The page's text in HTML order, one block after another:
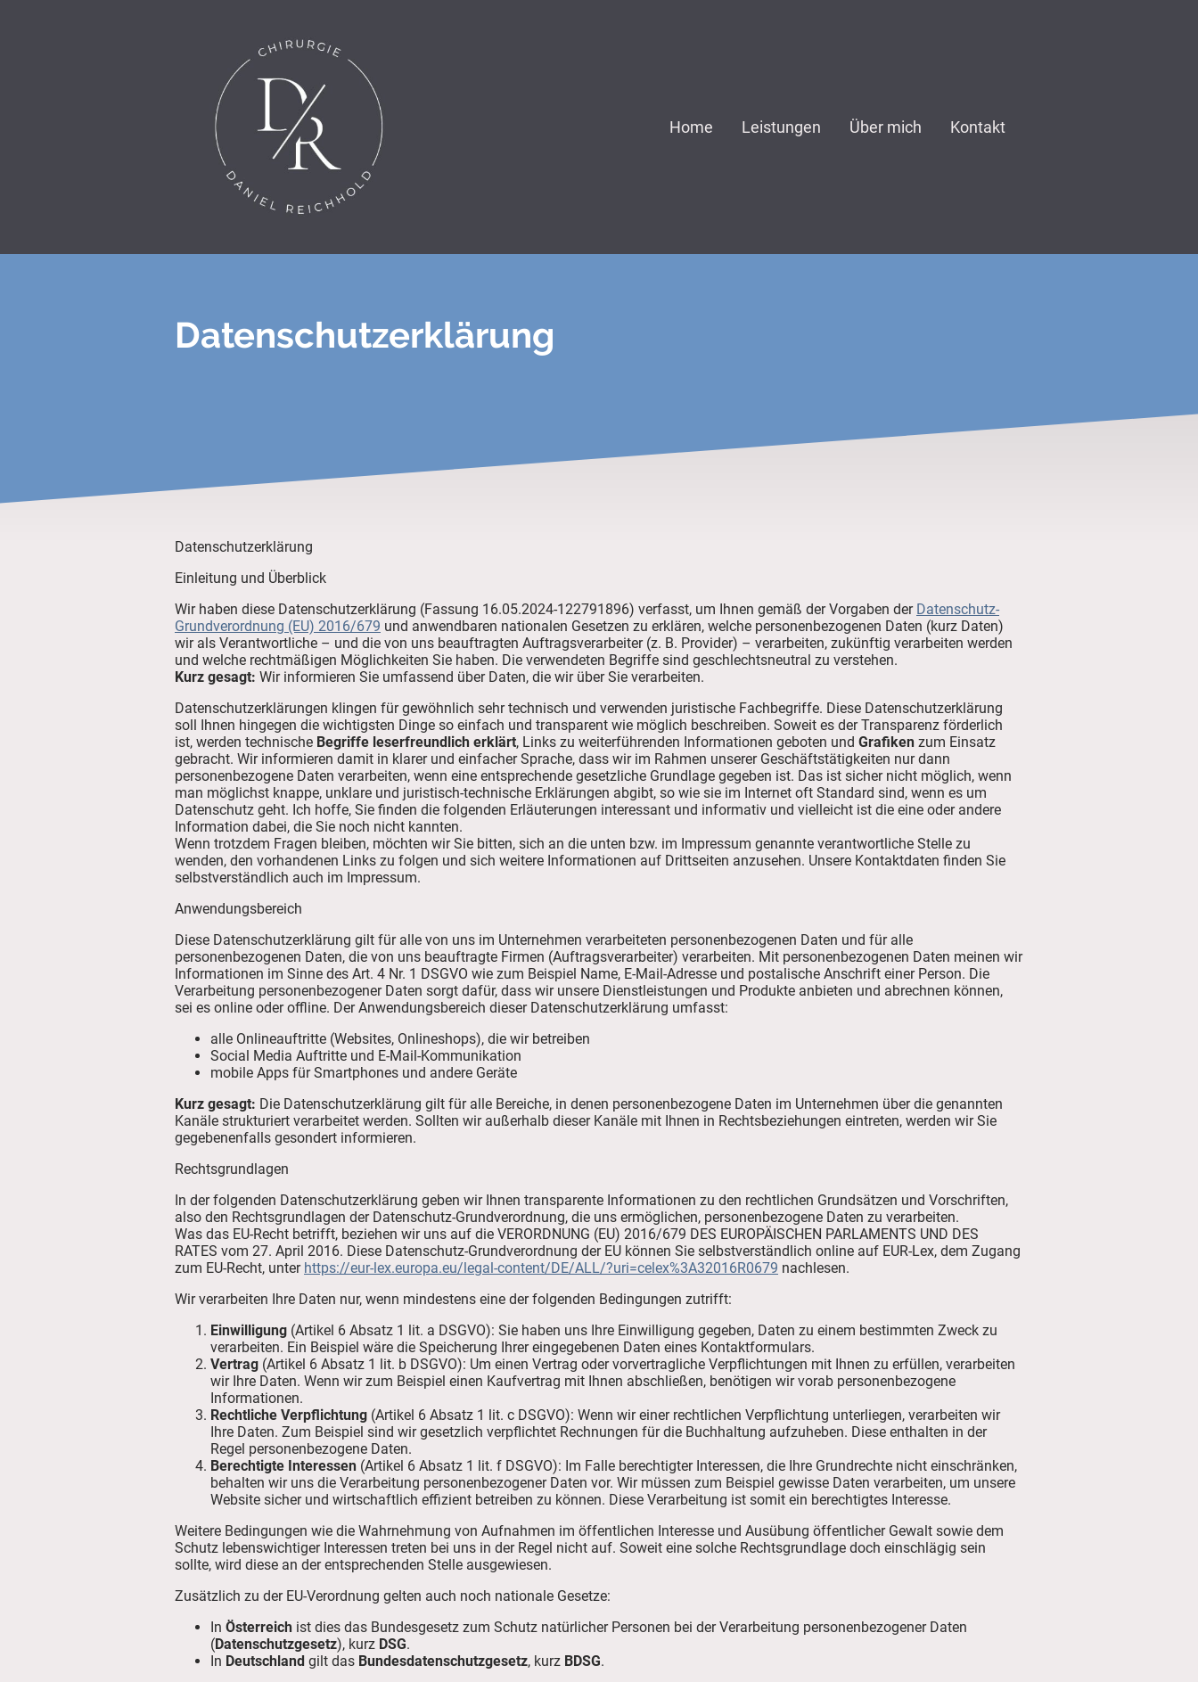
Home Leistungen Über mich Kontakt
Datenschutzerklärung
Datenschutzerklärung
Einleitung und Überblick
Wir haben diese Datenschutzerklärung (Fassung 16.05.2024-122791896) verfasst, um Ihnen gemäß der Vorgaben der Datenschutz-
Grundverordnung (EU) 2016/679 und anwendbaren nationalen Gesetzen zu erklären, welche personenbezogenen Daten (kurz Daten)
wir als Verantwortliche – und die von uns beauftragten Auftragsverarbeiter (z. B. Provider) – verarbeiten, zukünftig verarbeiten werden
und welche rechtmäßigen Möglichkeiten Sie haben. Die verwendeten Begriffe sind geschlechtsneutral zu verstehen.
Kurz gesagt: Wir informieren Sie umfassend über Daten, die wir über Sie verarbeiten.
Datenschutzerklärungen klingen für gewöhnlich sehr technisch und verwenden juristische Fachbegriffe. Diese Datenschutzerklärung
soll Ihnen hingegen die wichtigsten Dinge so einfach und transparent wie möglich beschreiben. Soweit es der Transparenz förderlich
ist, werden technische Begriffe leserfreundlich erklärt, Links zu weiterführenden Informationen geboten und Grafiken zum Einsatz
gebracht. Wir informieren damit in klarer und einfacher Sprache, dass wir im Rahmen unserer Geschäftstätigkeiten nur dann
personenbezogene Daten verarbeiten, wenn eine entsprechende gesetzliche Grundlage gegeben ist. Das ist sicher nicht möglich, wenn
man möglichst knappe, unklare und juristisch-technische Erklärungen abgibt, so wie sie im Internet oft Standard sind, wenn es um
Datenschutz geht. Ich hoffe, Sie finden die folgenden Erläuterungen interessant und informativ und vielleicht ist die eine oder andere
Information dabei, die Sie noch nicht kannten.
Wenn trotzdem Fragen bleiben, möchten wir Sie bitten, sich an die unten bzw. im Impressum genannte verantwortliche Stelle zu
wenden, den vorhandenen Links zu folgen und sich weitere Informationen auf Drittseiten anzusehen. Unsere Kontaktdaten finden Sie
selbstverständlich auch im Impressum.
Anwendungsbereich
Diese Datenschutzerklärung gilt für alle von uns im Unternehmen verarbeiteten personenbezogenen Daten und für alle
personenbezogenen Daten, die von uns beauftragte Firmen (Auftragsverarbeiter) verarbeiten. Mit personenbezogenen Daten meinen wir
Informationen im Sinne des Art. 4 Nr. 1 DSGVO wie zum Beispiel Name, E-Mail-Adresse und postalische Anschrift einer Person. Die
Verarbeitung personenbezogener Daten sorgt dafür, dass wir unsere Dienstleistungen und Produkte anbieten und abrechnen können,
sei es online oder offline. Der Anwendungsbereich dieser Datenschutzerklärung umfasst:
alle Onlineauftritte (Websites, Onlineshops), die wir betreiben
Social Media Auftritte und E-Mail-Kommunikation
mobile Apps für Smartphones und andere Geräte
Kurz gesagt: Die Datenschutzerklärung gilt für alle Bereiche, in denen personenbezogene Daten im Unternehmen über die genannten
Kanäle strukturiert verarbeitet werden. Sollten wir außerhalb dieser Kanäle mit Ihnen in Rechtsbeziehungen eintreten, werden wir Sie
gegebenenfalls gesondert informieren.
Rechtsgrundlagen
In der folgenden Datenschutzerklärung geben wir Ihnen transparente Informationen zu den rechtlichen Grundsätzen und Vorschriften,
also den Rechtsgrundlagen der Datenschutz-Grundverordnung, die uns ermöglichen, personenbezogene Daten zu verarbeiten.
Was das EU-Recht betrifft, beziehen wir uns auf die VERORDNUNG (EU) 2016/679 DES EUROPÄISCHEN PARLAMENTS UND DES
RATES vom 27. April 2016. Diese Datenschutz-Grundverordnung der EU können Sie selbstverständlich online auf EUR-Lex, dem Zugang
zum EU-Recht, unter https://eur-lex.europa.eu/legal-content/DE/ALL/?uri=celex%3A32016R0679 nachlesen.
Wir verarbeiten Ihre Daten nur, wenn mindestens eine der folgenden Bedingungen zutrifft:
Einwilligung (Artikel 6 Absatz 1 lit. a DSGVO): Sie haben uns Ihre Einwilligung gegeben, Daten zu einem bestimmten Zweck zu
verarbeiten. Ein Beispiel wäre die Speicherung Ihrer eingegebenen Daten eines Kontaktformulars.
Vertrag (Artikel 6 Absatz 1 lit. b DSGVO): Um einen Vertrag oder vorvertragliche Verpflichtungen mit Ihnen zu erfüllen, verarbeiten
wir Ihre Daten. Wenn wir zum Beispiel einen Kaufvertrag mit Ihnen abschließen, benötigen wir vorab personenbezogene
Informationen.
Rechtliche Verpflichtung (Artikel 6 Absatz 1 lit. c DSGVO): Wenn wir einer rechtlichen Verpflichtung unterliegen, verarbeiten wir
Ihre Daten. Zum Beispiel sind wir gesetzlich verpflichtet Rechnungen für die Buchhaltung aufzuheben. Diese enthalten in der
Regel personenbezogene Daten.
Berechtigte Interessen (Artikel 6 Absatz 1 lit. f DSGVO): Im Falle berechtigter Interessen, die Ihre Grundrechte nicht einschränken,
behalten wir uns die Verarbeitung personenbezogener Daten vor. Wir müssen zum Beispiel gewisse Daten verarbeiten, um unsere
Website sicher und wirtschaftlich effizient betreiben zu können. Diese Verarbeitung ist somit ein berechtigtes Interesse.
Weitere Bedingungen wie die Wahrnehmung von Aufnahmen im öffentlichen Interesse und Ausübung öffentlicher Gewalt sowie dem
Schutz lebenswichtiger Interessen treten bei uns in der Regel nicht auf. Soweit eine solche Rechtsgrundlage doch einschlägig sein
sollte, wird diese an der entsprechenden Stelle ausgewiesen.
Zusätzlich zu der EU-Verordnung gelten auch noch nationale Gesetze:
In Österreich ist dies das Bundesgesetz zum Schutz natürlicher Personen bei der Verarbeitung personenbezogener Daten
(Datenschutzgesetz), kurz DSG.
In Deutschland gilt das Bundesdatenschutzgesetz, kurz BDSG.